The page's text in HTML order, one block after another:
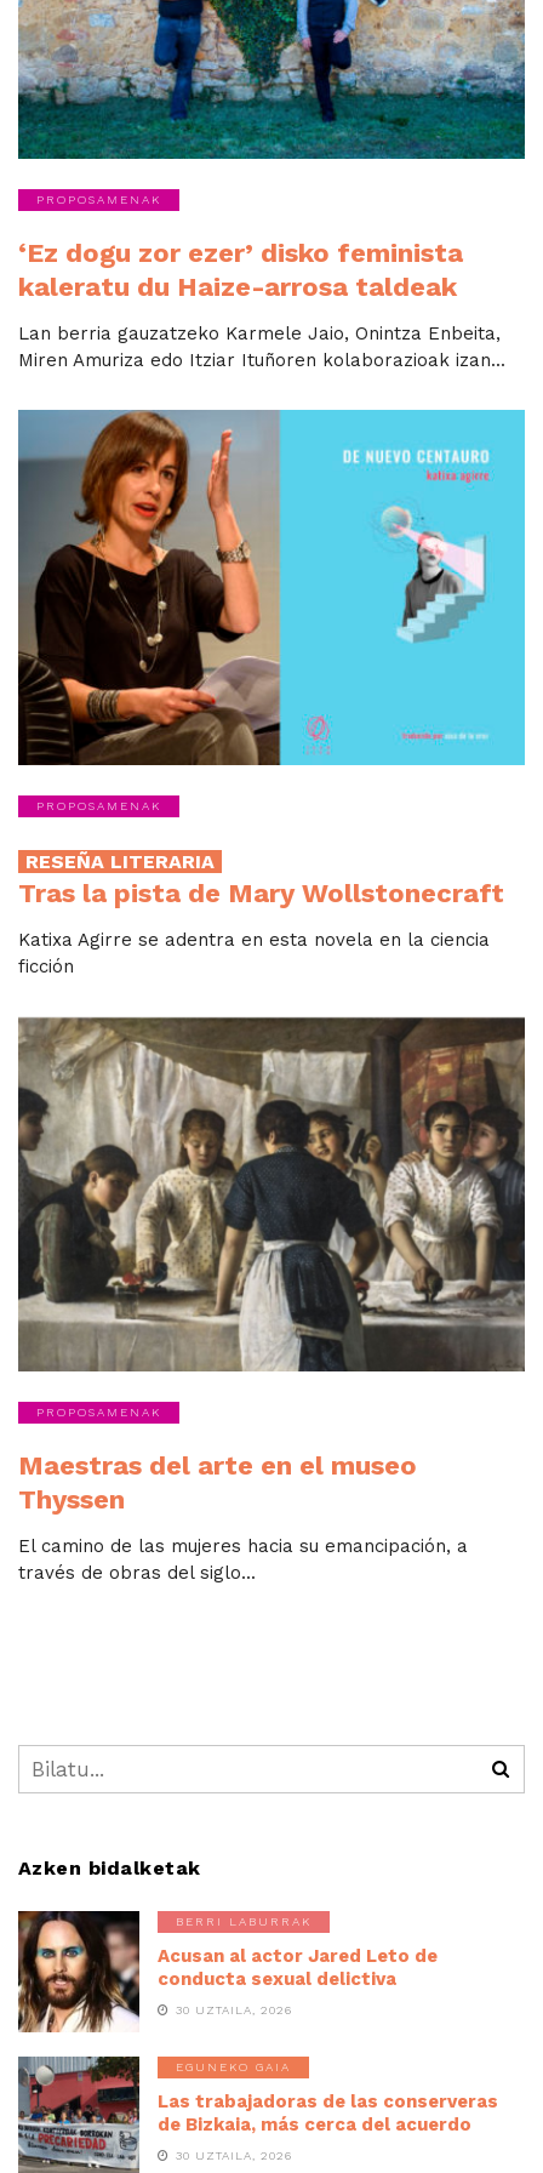
PROPOSAMENAK
‘Ez dogu zor ezer’ disko feminista
kaleratu du Haize-arrosa taldeak
Lan berria gauzatzeko Karmele Jaio, Onintza Enbeita,
Miren Amuriza edo Itziar Ituñoren kolaborazioak izan...
PROPOSAMENAK
RESEÑA LITERARIA
Tras la pista de Mary Wollstonecraft
Katixa Agirre se adentra en esta novela en la ciencia
ficción
PROPOSAMENAK
Maestras del arte en el museo
Thyssen
El camino de las mujeres hacia su emancipación, a
través de obras del siglo...
Azken bidalketak
BERRI LABURRAK
Acusan al actor Jared Leto de
conducta sexual delictiva
30 UZTAILA, 2026
EGUNEKO GAIA
Las trabajadoras de las conserveras
de Bizkaia, más cerca del acuerdo
30 UZTAILA, 2026